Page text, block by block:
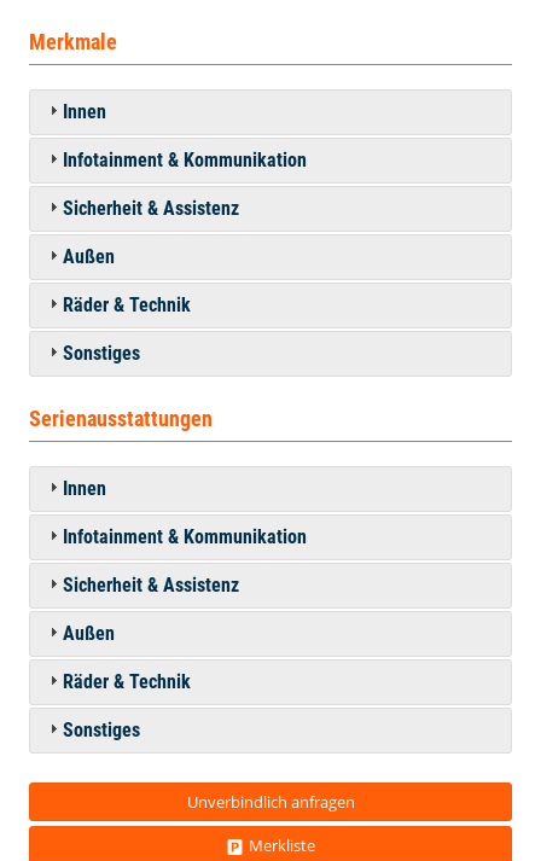
Merkmale
Innen
Infotainment & Kommunikation
Sicherheit & Assistenz
Außen
Räder & Technik
Sonstiges
Serienausstattungen
Innen
Infotainment & Kommunikation
Sicherheit & Assistenz
Außen
Räder & Technik
Sonstiges
Unverbindlich anfragen
Merkliste